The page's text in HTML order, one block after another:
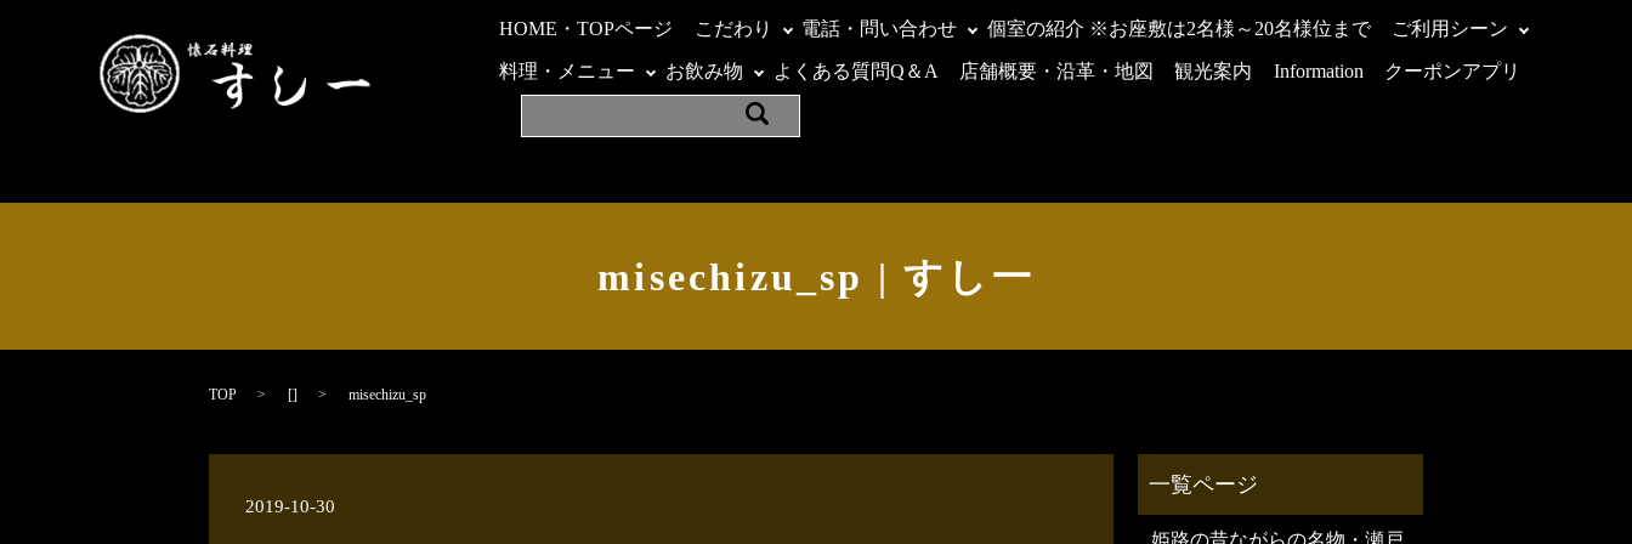
HOME・TOPページ こだわり 電話・問い合わせ 個室の紹介 ※お座敷は2名様～20名様位まで ご利用シーン
料理・メニュー お飲み物 よくある質問Q＆A 店舗概要・沿革・地図 観光案内 Information クーポンアプリ
misechizu_sp | すし一
TOP [] misechizu_sp
2019-10-30
姫路の昔ながらの名物・瀬戸